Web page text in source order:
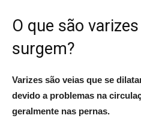
O que são
surgem?
Varizes são veias que se
devido a problemas na
geralmente nas pernas.